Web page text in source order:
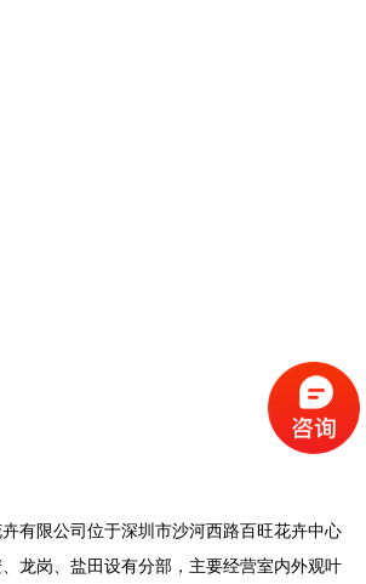
限公司位于深圳市沙河西路百旺花卉中心
龙岗、盐田设有分部，主要经营室内外观叶